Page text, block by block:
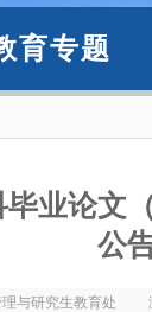
育专题
业论
公
理与研究生教育处